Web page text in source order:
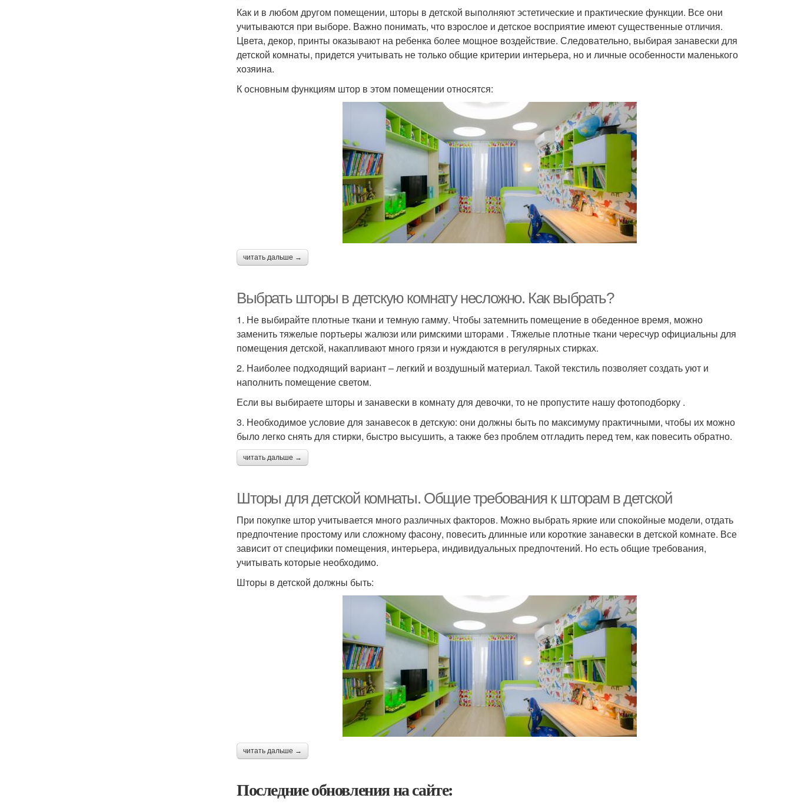
Как и в любом другом помещении, шторы в детской выполняют эстетические и практические функции. Все они
учитываются при выборе. Важно понимать, что взрослое и детское восприятие имеют существенные отличия.
Цвета, декор, принты оказывают на ребенка более мощное воздействие. Следовательно, выбирая занавески для
детской комнаты, придется учитывать не только общие критерии интерьера, но и личные особенности маленького
хозяина.
К основным функциям штор в этом помещении относятся:
читать дальше →
Выбрать шторы в детскую комнату несложно. Как выбрать?
1. Не выбирайте плотные ткани и темную гамму. Чтобы затемнить помещение в обеденное время, можно
заменить тяжелые портьеры жалюзи или римскими шторами . Тяжелые плотные ткани чересчур официальны для
помещения детской, накапливают много грязи и нуждаются в регулярных стирках.
2. Наиболее подходящий вариант – легкий и воздушный материал. Такой текстиль позволяет создать уют и
наполнить помещение светом.
Если вы выбираете шторы и занавески в комнату для девочки, то не пропустите нашу фотоподборку .
3. Необходимое условие для занавесок в детскую: они должны быть по максимуму практичными, чтобы их можно
было легко снять для стирки, быстро высушить, а также без проблем отгладить перед тем, как повесить обратно.
читать дальше →
Шторы для детской комнаты. Общие требования к шторам в детской
При покупке штор учитывается много различных факторов. Можно выбрать яркие или спокойные модели, отдать
предпочтение простому или сложному фасону, повесить длинные или короткие занавески в детской комнате. Все
зависит от специфики помещения, интерьера, индивидуальных предпочтений. Но есть общие требования,
учитывать которые необходимо.
Шторы в детской должны быть:
читать дальше →
Последние обновления на сайте: